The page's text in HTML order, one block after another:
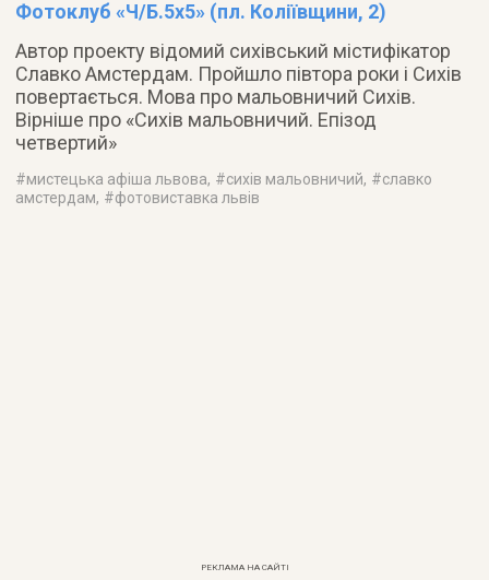
Фотоклуб «Ч/Б.5х5» (пл. Коліївщини, 2)
Автор проекту відомий сихівський містифікатор
Славко Амстердам. Пройшло півтора роки і Сихів
повертається. Мова про мальовничий Сихів.
Вірніше про «Сихів мальовничий. Епізод
четвертий»
#мистецька афіша львова, #сихів мальовничий, #славко
амстердам, #фотовиставка львів
РЕКЛАМА НА САЙТІ